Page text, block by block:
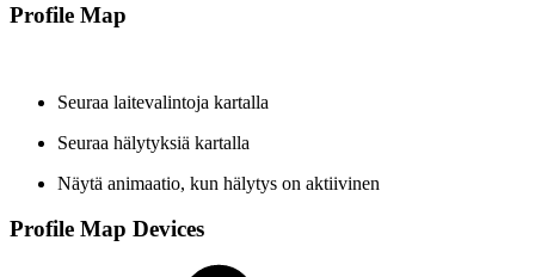
Profile Map
Seuraa laitevalintoja kartalla
Seuraa hälytyksiä kartalla
Näytä animaatio, kun hälytys on aktiivinen
Profile Map Devices